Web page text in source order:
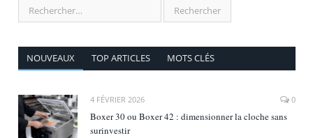
NOUVEAUX TOP ARTICLES MOTS CLÉS
4 FÉVRIER 2026 0
Boxer 30 ou Boxer 42 : dimensionner la cloche sans
surinvestir